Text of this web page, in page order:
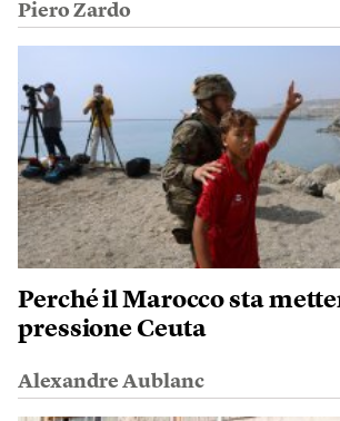
Piero Zardo
Perché il Marocco sta
pressione Ceuta
Alexandre Aublanc